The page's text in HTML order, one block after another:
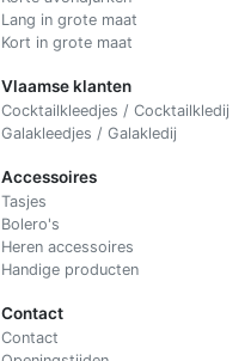
Lang in grote maat
Kort in grote maat
Vlaamse klanten
Cocktailkleedjes / Cocktailkledij
Galakleedjes / Galakledij
Accessoires
Tasjes
Bolero's
Heren accessoires
Handige producten
Contact
Contact